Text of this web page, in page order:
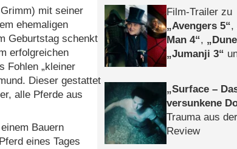
mit seiner
ehemaligen
Geburtstag schenkt
erfolgreichen
Fohlen „kleiner
Dieser gestattet
alle Pferde aus
Bauern
eines Tages
Film-Trailer zu
Avengers 5 ,
Man 4 ,
Jumanji 3
Surface –
versunkene
Trauma aus
Review